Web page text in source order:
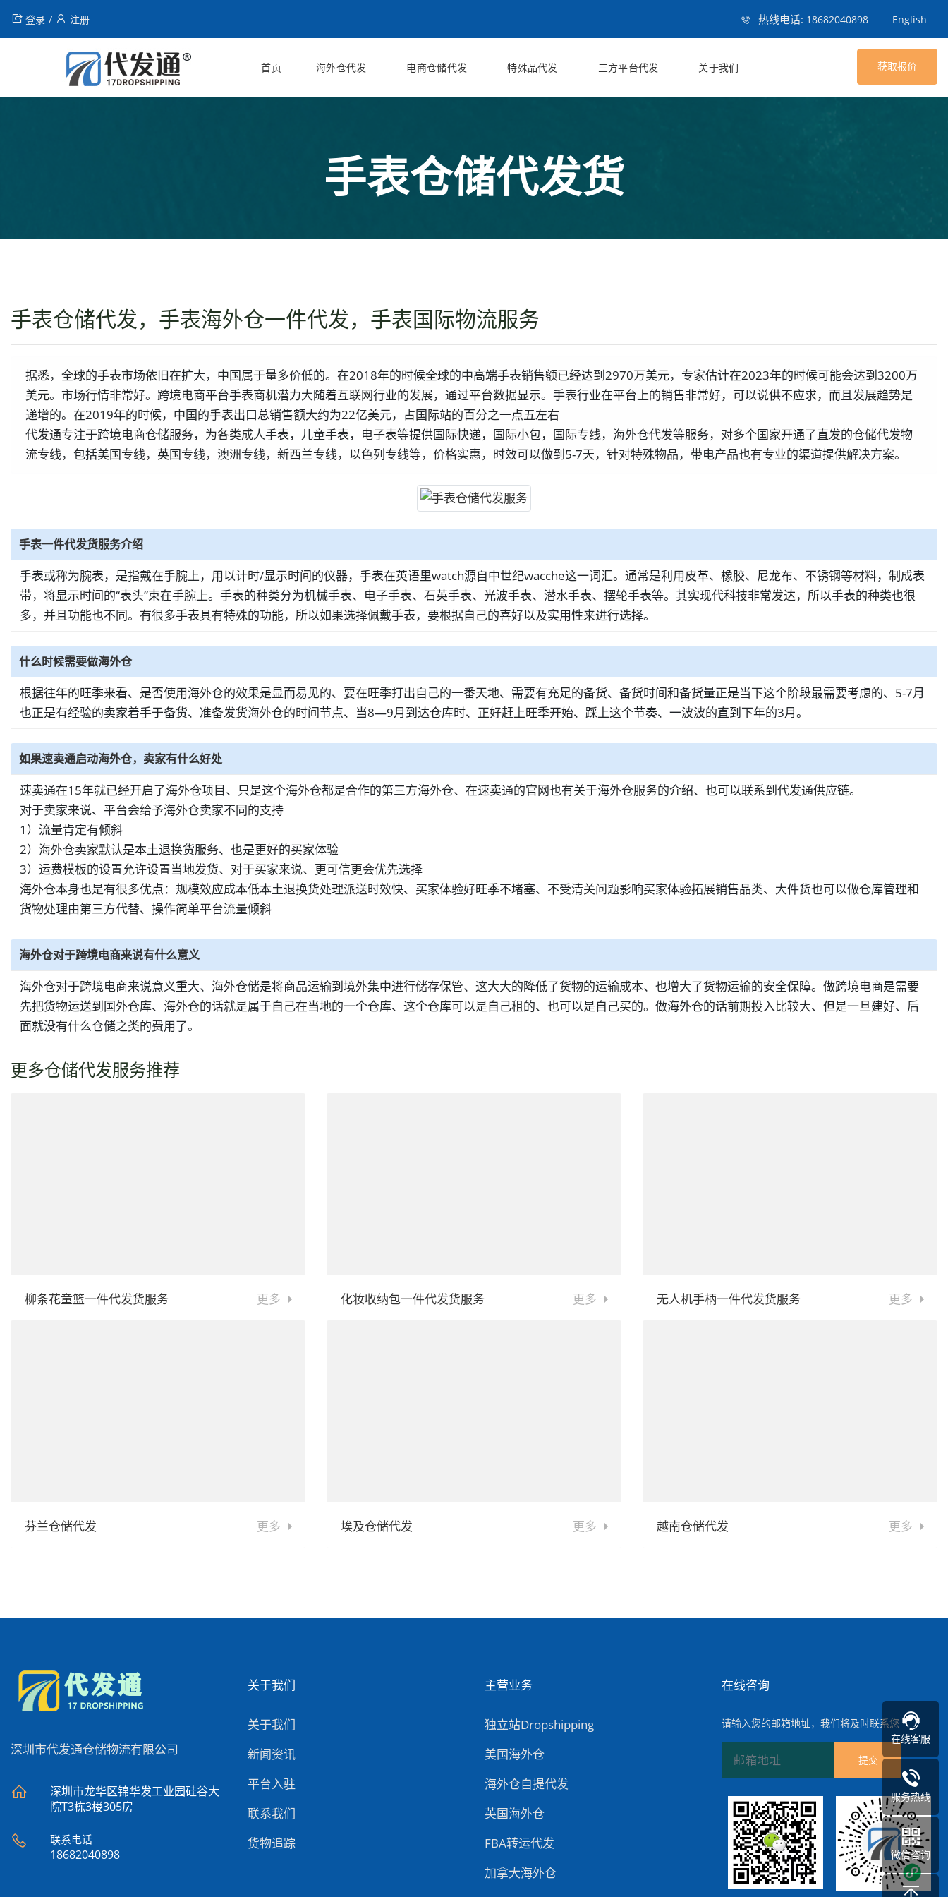
登录 注册 热线电话: 18682040898 English
首页 海外仓代发 电商仓储代发 特殊品代发 三方平台代发 关于我们 获取报价
手表仓储代发货
手表仓储代发，手表海外仓一件代发，手表国际物流服务
据悉，全球的手表市场依旧在扩大，中国属于量多价低的。在2018年的时候全球的中高端手表销售额已经达到2970万美元，专家估计在2023年的时候可能会达到3200万
美元。市场行情非常好。跨境电商平台手表商机潜力大随着互联网行业的发展，通过平台数据显示。手表行业在平台上的销售非常好，可以说供不应求，而且发展趋势是
递增的。在2019年的时候，中国的手表出口总销售额大约为22亿美元，占国际站的百分之一点五左右
代发通专注于跨境电商仓储服务，为各类成人手表，儿童手表，电子表等提供国际快递，国际小包，国际专线，海外仓代发等服务，对多个国家开通了直发的仓储代发物
流专线，包括美国专线，英国专线，澳洲专线，新西兰专线，以色列专线等，价格实惠，时效可以做到5-7天，针对特殊物品，带电产品也有专业的渠道提供解决方案。
手表一件代发货服务介绍
手表或称为腕表，是指戴在手腕上，用以计时/显示时间的仪器，手表在英语里watch源自中世纪wacche这一词汇。通常是利用皮革、橡胶、尼龙布、不锈钢等材料，制成表
带，将显示时间的“表头”束在手腕上。手表的种类分为机械手表、电子手表、石英手表、光波手表、潜水手表、摆轮手表等。其实现代科技非常发达，所以手表的种类也很
多，并且功能也不同。有很多手表具有特殊的功能，所以如果选择佩戴手表，要根据自己的喜好以及实用性来进行选择。
什么时候需要做海外仓
根据往年的旺季来看、是否使用海外仓的效果是显而易见的、要在旺季打出自己的一番天地、需要有充足的备货、备货时间和备货量正是当下这个阶段最需要考虑的、5-7月
也正是有经验的卖家着手于备货、准备发货海外仓的时间节点、当8—9月到达仓库时、正好赶上旺季开始、踩上这个节奏、一波波的直到下年的3月。
如果速卖通启动海外仓，卖家有什么好处
速卖通在15年就已经开启了海外仓项目、只是这个海外仓都是合作的第三方海外仓、在速卖通的官网也有关于海外仓服务的介绍、也可以联系到代发通供应链。
对于卖家来说、平台会给予海外仓卖家不同的支持
1）流量肯定有倾斜
2）海外仓卖家默认是本土退换货服务、也是更好的买家体验
3）运费模板的设置允许设置当地发货、对于买家来说、更可信更会优先选择
海外仓本身也是有很多优点：规模效应成本低本土退换货处理派送时效快、买家体验好旺季不堵塞、不受清关问题影响买家体验拓展销售品类、大件货也可以做仓库管理和
货物处理由第三方代替、操作简单平台流量倾斜
海外仓对于跨境电商来说有什么意义
海外仓对于跨境电商来说意义重大、海外仓储是将商品运输到境外集中进行储存保管、这大大的降低了货物的运输成本、也增大了货物运输的安全保障。做跨境电商是需要
先把货物运送到国外仓库、海外仓的话就是属于自己在当地的一个仓库、这个仓库可以是自己租的、也可以是自己买的。做海外仓的话前期投入比较大、但是一旦建好、后
面就没有什么仓储之类的费用了。
更多仓储代发服务推荐
柳条花童篮一件代发货服务 更多 化妆收纳包一件代发货服务 更多 无人机手柄一件代发货服务 更多
芬兰仓储代发 更多 埃及仓储代发 更多 越南仓储代发 更多
深圳市代发通仓储物流有限公司
深圳市龙华区锦华发工业园硅谷大
院T3栋3楼305房
联系电话
18682040898
关于我们
关于我们
新闻资讯
平台入驻
联系我们
货物追踪
主营业务
独立站Dropshipping
美国海外仓
海外仓自提代发
英国海外仓
FBA转运代发
加拿大海外仓
在线咨询
请输入您的邮箱地址，我们将及时联系您
提交
在线客服
服务热线
微信咨询